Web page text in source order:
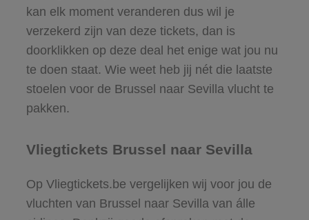
kan elk moment veranderen dus wil je
verzekerd zijn van deze tickets, dan is
doorklikken op deze deal het enige wat jou nu
te doen staat. Wie weet heb jij nét die laatste
stoelen voor de Brussel naar Sevilla vlucht te
pakken.
Vliegtickets Brussel naar Sevilla
Op Vliegtickets.be vergelijken wij voor jou de
vluchten van Brussel naar Sevilla van álle